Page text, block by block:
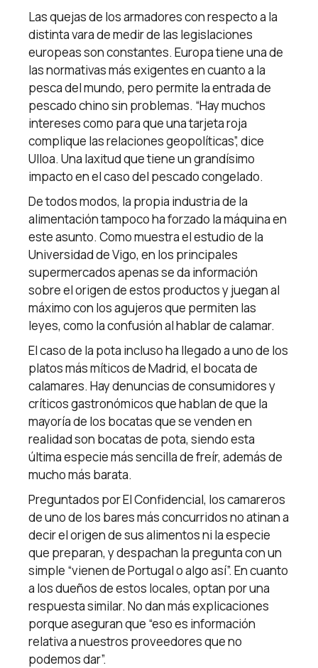
Las quejas de los armadores con respecto a la
distinta vara de medir de las legislaciones
europeas son constantes. Europa tiene una de
las normativas más exigentes en cuanto a la
pesca del mundo, pero permite la entrada de
pescado chino sin problemas. “Hay muchos
intereses como para que una tarjeta roja
complique las relaciones geopolíticas”, dice
Ulloa. Una laxitud que tiene un grandísimo
impacto en el caso del pescado congelado.
De todos modos, la propia industria de la
alimentación tampoco ha forzado la máquina en
este asunto. Como muestra el estudio de la
Universidad de Vigo, en los principales
supermercados apenas se da información
sobre el origen de estos productos y juegan al
máximo con los agujeros que permiten las
leyes, como la confusión al hablar de calamar.
El caso de la pota incluso ha llegado a uno de los
platos más míticos de Madrid, el bocata de
calamares. Hay denuncias de consumidores y
críticos gastronómicos que hablan de que la
mayoría de los bocatas que se venden en
realidad son bocatas de pota, siendo esta
última especie más sencilla de freír, además de
mucho más barata.
Preguntados por El Confidencial, los camareros
de uno de los bares más concurridos no atinan a
decir el origen de sus alimentos ni la especie
que preparan, y despachan la pregunta con un
simple “vienen de Portugal o algo así”. En cuanto
a los dueños de estos locales, optan por una
respuesta similar. No dan más explicaciones
porque aseguran que “eso es información
relativa a nuestros proveedores que no
podemos dar”.